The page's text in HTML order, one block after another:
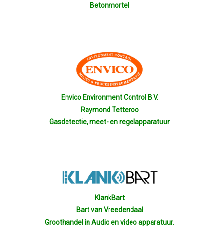
Betonmortel
Envico Environment Control B.V.
Raymond Tetteroo
Gasdetectie, meet- en regelapparatuur
KlankBart
Bart van Vreedendaal
Groothandel in Audio en video apparatuur.